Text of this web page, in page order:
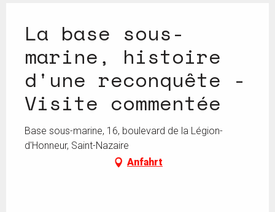
La base sous-
marine, histoire
d'une reconquête -
Visite commentée
Base sous-marine, 16, boulevard de la Légion-
d'Honneur, Saint-Nazaire
Anfahrt